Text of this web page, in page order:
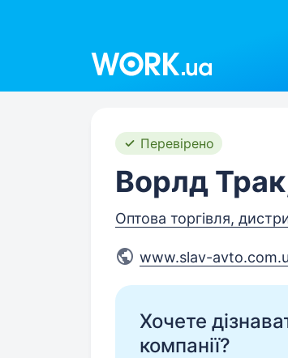
Перевірено
Ворлд
Оптова торгівля,
www.slav-
Хочете
компанії?